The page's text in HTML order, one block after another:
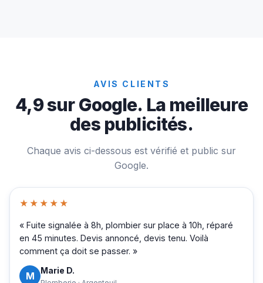
AVIS CLIENTS
4,9 sur Google. La meilleure
des publicités.
Chaque avis ci-dessous est vérifié et public sur
Google.
★★★★★
« Fuite signalée à 8h, plombier sur place à 10h, réparé
en 45 minutes. Devis annoncé, devis tenu. Voilà
comment ça doit se passer. »
M Marie D.